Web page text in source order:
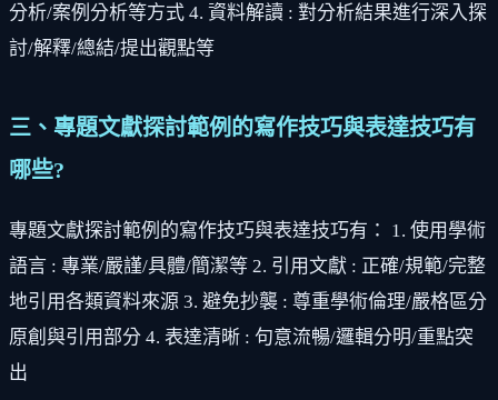
分析/案例分析等方式 4. 資料解讀 : 對分析結果進行深入探
討/解釋/總結/提出觀點等
三、專題文獻探討範例的寫作技巧與表達技巧有
哪些?
專題文獻探討範例的寫作技巧與表達技巧有： 1. 使用學術
語言 : 專業/嚴謹/具體/簡潔等 2. 引用文獻 : 正確/規範/完整
地引用各類資料來源 3. 避免抄襲 : 尊重學術倫理/嚴格區分
原創與引用部分 4. 表達清晰 : 句意流暢/邏輯分明/重點突
出